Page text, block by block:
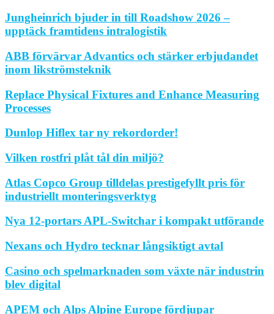
Jungheinrich bjuder in till Roadshow 2026 –
upptäck framtidens intralogistik
ABB förvärvar Advantics och stärker erbjudandet
inom likströmsteknik
Replace Physical Fixtures and Enhance Measuring
Processes
Dunlop Hiflex tar ny rekordorder!
Vilken rostfri plåt tål din miljö?
Atlas Copco Group tilldelas prestigefyllt pris för
industriellt monteringsverktyg
Nya 12-portars APL-Switchar i kompakt utförande
Nexans och Hydro tecknar långsiktigt avtal
Casino och spelmarknaden som växte när industrin
blev digital
APEM och Alps Alpine Europe fördjupar